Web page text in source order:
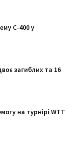
С-400 у
загиблих та 16
на турнірі WTT